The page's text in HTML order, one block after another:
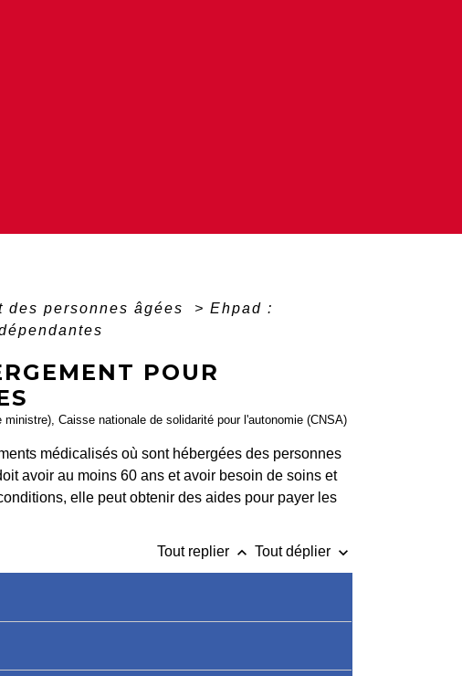
des personnes âgées > Ehpad :
POUR
Caisse nationale de solidarité pour l'autonomie (CNSA)
médicalisés où sont hébergées des personnes
avoir au moins 60 ans et avoir besoin de soins et
elle peut obtenir des aides pour payer les
Tout replier keyboard_arrow_up Tout déplier keyboard_arrow_down